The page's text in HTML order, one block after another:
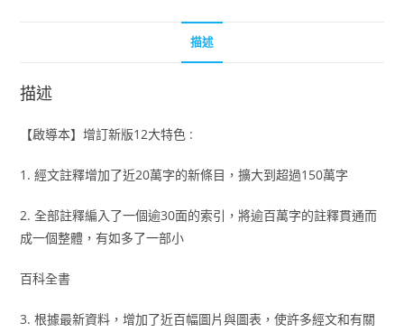
描述
描述
【啟導本】增訂新版12大特色 :
1. 經文註釋增加了近20萬字的新條目，擴大到超過150萬字
2. 全部註釋編入了一個逾30面的索引，將逾百萬字的註釋貫通而
成一個整體，有如多了一部小
百科全書
3. 根據最新資料，增加了近百幅圖片與圖表，使許多經文和有關